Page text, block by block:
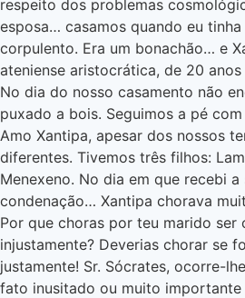
respeito dos problemas
esposa… casamos quando eu
corpulento. Era um bonachão… e
ateniense aristocrática, de 20
No dia do nosso casamento não
puxado a bois. Seguimos a pé
Amo Xantipa, apesar dos nossos
diferentes. Tivemos três filhos:
Menexeno. No dia em que recebi a
condenação… Xantipa chorava
Por que choras por teu marido ser
injustamente? Deverias chorar se
justamente! Sr. Sócrates, ocorre-
fato inusitado ou muito importante